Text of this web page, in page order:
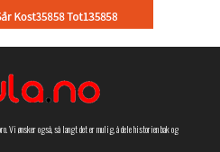
Vi ønsker også, så langt det er mulig, å dele historien bak og